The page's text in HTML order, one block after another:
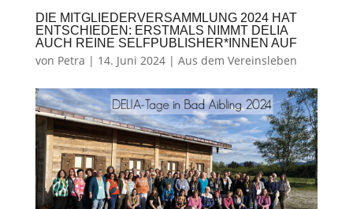
DIE MITGLIEDERVERSAMMLUNG 2024 HAT
ENTSCHIEDEN: ERSTMALS NIMMT DELIA
AUCH REINE SELFPUBLISHER*INNEN AUF
von Petra | 14. Juni 2024| Aus dem Vereinsleben